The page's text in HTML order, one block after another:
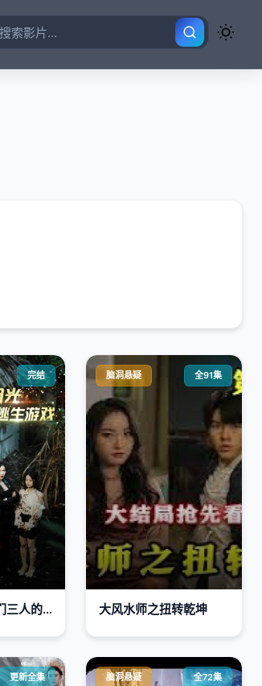
完结
孤岛月光：她们三人的逃生游戏
脑洞悬疑 全91集
大风水师之扭转乾坤
更新全集 脑洞悬疑 全72集